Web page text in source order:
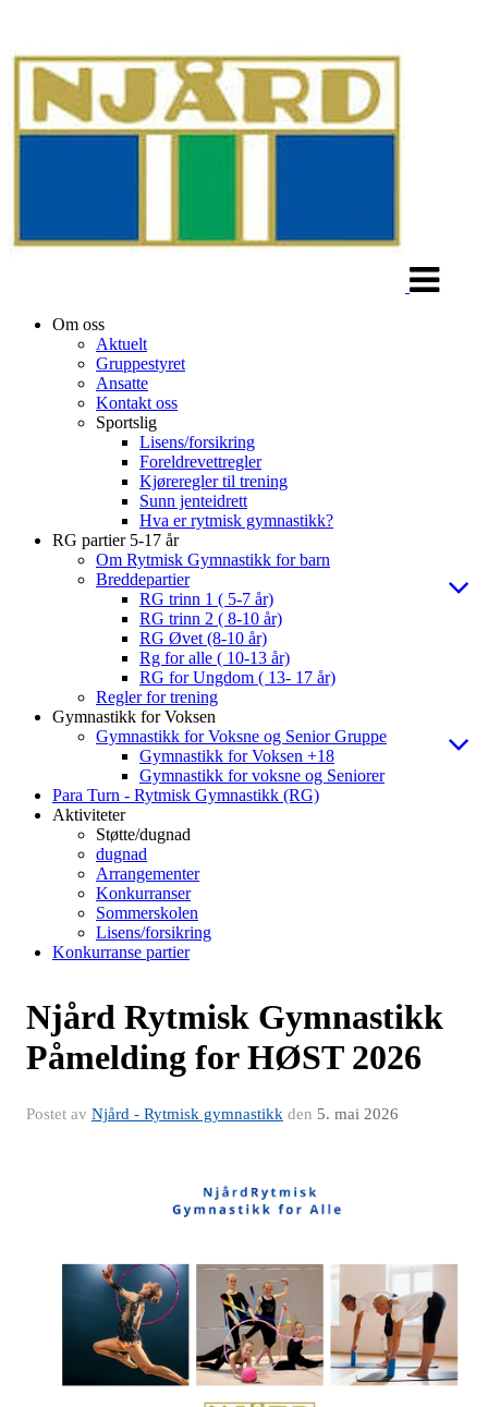
Om oss
Aktuelt
Gruppestyret
Ansatte
Kontakt oss
Sportslig
Lisens/forsikring
Foreldrevettregler
Kjøreregler til trening
Sunn jenteidrett
Hva er rytmisk gymnastikk?
RG partier 5-17 år
Om Rytmisk Gymnastikk for barn
Breddepartier
RG trinn 1 ( 5-7 år)
RG trinn 2 ( 8-10 år)
RG Øvet (8-10 år)
Rg for alle ( 10-13 år)
RG for Ungdom ( 13- 17 år)
Regler for trening
Gymnastikk for Voksen
Gymnastikk for Voksne og Senior Gruppe
Gymnastikk for Voksen +18
Gymnastikk for voksne og Seniorer
Para Turn - Rytmisk Gymnastikk (RG)
Aktiviteter
Støtte/dugnad
dugnad
Arrangementer
Konkurranser
Sommerskolen
Lisens/forsikring
Konkurranse partier
Njård Rytmisk Gymnastikk
Påmelding for HØST 2026
Postet av Njård - Rytmisk gymnastikk den 5. mai 2026